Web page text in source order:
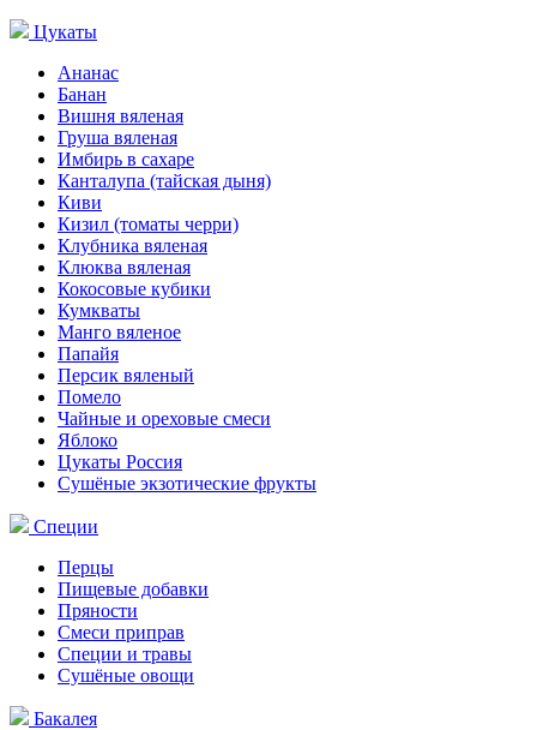
Цукаты
Ананас
Банан
Вишня вяленая
Груша вяленая
Имбирь в сахаре
Канталупа (тайская дыня)
Киви
Кизил (томаты черри)
Клубника вяленая
Клюква вяленая
Кокосовые кубики
Кумкваты
Манго вяленое
Папайя
Персик вяленый
Помело
Чайные и ореховые смеси
Яблоко
Цукаты Россия
Сушёные экзотические фрукты
Специи
Перцы
Пищевые добавки
Пряности
Смеси приправ
Специи и травы
Сушёные овощи
Бакалея